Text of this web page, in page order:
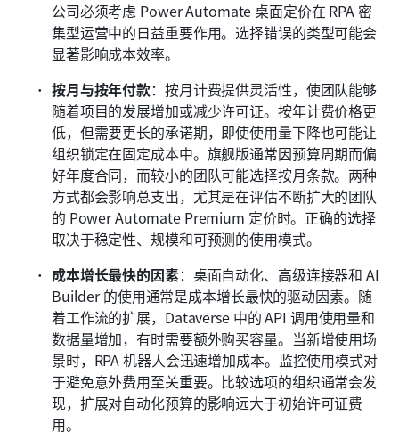
公司必须考虑 Power Automate 桌面定价在 RPA 密
集型运营中的日益重要作用。选择错误的类型可能会
显著影响成本效率。
按月与按年付款：按月计费提供灵活性，使团队能够
随着项目的发展增加或减少许可证。按年计费价格更
低，但需要更长的承诺期，即使使用量下降也可能让
组织锁定在固定成本中。旗舰版通常因预算周期而偏
好年度合同，而较小的团队可能选择按月条款。两种
方式都会影响总支出，尤其是在评估不断扩大的团队
的 Power Automate Premium 定价时。正确的选择
取决于稳定性、规模和可预测的使用模式。
成本增长最快的因素：桌面自动化、高级连接器和 AI
Builder 的使用通常是成本增长最快的驱动因素。随
着工作流的扩展，Dataverse 中的 API 调用使用量和
数据量增加，有时需要额外购买容量。当新增使用场
景时，RPA 机器人会迅速增加成本。监控使用模式对
于避免意外费用至关重要。比较选项的组织通常会发
现，扩展对自动化预算的影响远大于初始许可证费
用。